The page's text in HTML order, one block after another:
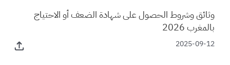
وثائق وشروط الحصول على شهادة الضعف أو الاحتياج
بالمغرب 2026
2025-09-12